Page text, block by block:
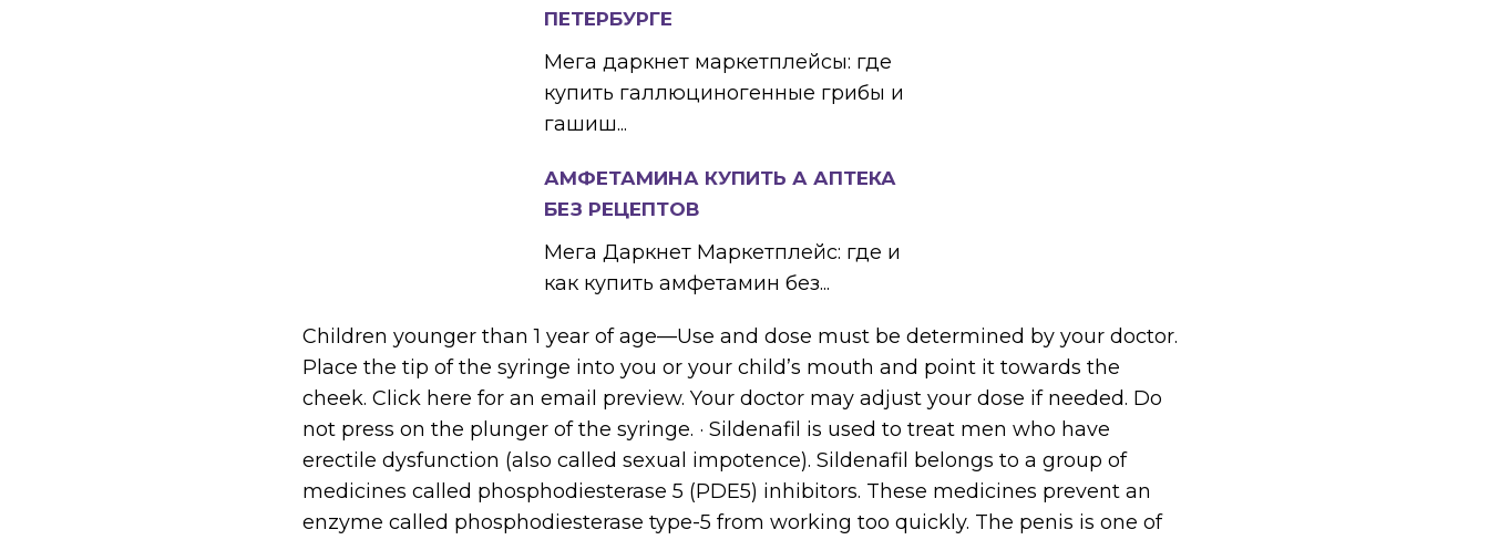
ПЕТЕРБУРГЕ
Мега даркнет маркетплейсы: где
купить галлюциногенные грибы и
гашиш...
АМФЕТАМИНА КУПИТЬ А АПТЕКА
БЕЗ РЕЦЕПТОВ
Мега Даркнет Маркетплейс: где и
как купить амфетамин без...
Children younger than 1 year of age—Use and dose must be determined by your doctor.
Place the tip of the syringe into you or your child’s mouth and point it towards the
cheek. Click here for an email preview. Your doctor may adjust your dose if needed. Do
not press on the plunger of the syringe. · Sildenafil is used to treat men who have
erectile dysfunction (also called sexual impotence). Sildenafil belongs to a group of
medicines called phosphodiesterase 5 (PDE5) inhibitors. These medicines prevent an
enzyme called phosphodiesterase type-5 from working too quickly. The penis is one of